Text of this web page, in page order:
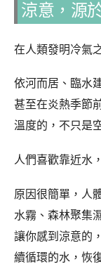
涼意，源
在人類發明冷氣
依河而居、臨水
甚至在炎熱季節
溫度的，不只是
人們喜歡靠近水
原因很簡單，人
水霧、森林聚集
讓你感到涼意的
續循環的水，恢